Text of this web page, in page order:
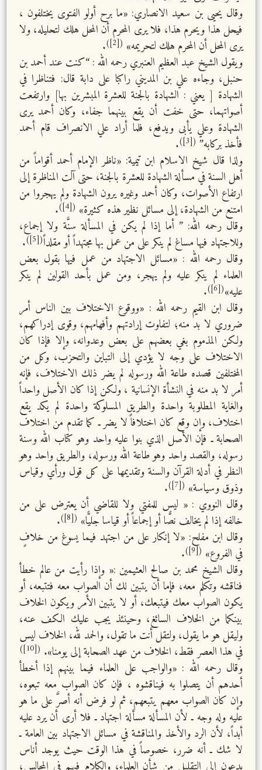
وقال يحيى بن سعيد الانصاري: «ما برح أولو الفتوى يختلفون ،
فيحل هذا ويحرم هذا، فلا يرى المحرم أن المحل هلك لتحليله، ولا
يرى المحل أن المحرم هلك لتحريمه» ([2])
.
ويقول الشيخ عبد العظيم العنبري رحمه الله : “كنت عند أحمد بن
حنبل، وجاءه علي بن المديني راكبا على دابة قال: فتناظرا في
الشهادة [ يعني : الشهادة بالجنة للعشرة المبشرين بها] وارتفعت
أصواتهما، حتى خفت أن يقع بينهما جفاء، وكان أحمد يرى
الشهادة وعلي يأبى ويدفع، فلما أراد علي الانصراف قام أحمد
فأخذ بركابه” ([3])
.
ولذا قال شيخ الاسلام ابن تيمية: «ناظر الإمام أحمد أقواماً من
أهل السنة في مسألة الشهادة للعشرة بالجنة، حتى آلت المناظرة إلى
ارتفاع الأصوات، وكان أحمد وغيره يرون الشهادة ولم يهجروا من
امتنع من الشهادة، إلى مسائل نظير هذه كثيرة» ([4])
.
وقال رحمه الله: ” أما إذا لم يكن في المسألة سنَّة ولا إجماع،
وللاجتهاد فيها مساغ لم ينكر على من عمل بها مجتهداً أو مقلداً([5])
.
وقال رحمه الله : «مسائل الاجتهاد من عمل فيها بقول بعض
العلماء لم ينكر عليه ولم يهجر، ومن عمل بأحد القولين لم ينكر
عليه»([6])
.
وقال ابن القيم رحمه الله : «ووقوع الاختلاف بين الناس أمر
ضروري لا بد منه؛ لتفاوت إرادتهم وأفهامهم، وقوى إدراكهم،
ولكن المذموم بغي بعضهم على بعض وعدوانه، وإلا فإذا كان
الاختلاف على وجه لا يؤدي إلى التباين والتحزب، وكل من
المختلفين قصده طاعة الله ورسوله لم يضر ذلك الاختلاف، فإنه
أمر لا بد منه في النشأة الإنسانية ، ولكن إذا كان الأصل واحداً
والغاية المطلوبة واحدة والطريق المسلوكة واحدة لم يكد يقع
اختلاف، وإن وقع كان اختلافاً لا يضر ـ كما تقدم من اختلاف
الصحابة ـ فإن الأصل الذي بنوا عليه واحد وهو كتاب الله وسنة
رسوله، والقصد واحد وهو طاعة الله ورسوله، والطريق واحد وهو
النظر في أدلة القرآن والسنة وتقديمها على كل قول ورأي وقياس
وذوق وسياسة» ([7])
.
وقال النووي : « ليس للمفتي ولا للقاضي أن يعترض على من
خالفه إذا لم يخالف نصًّا أو إجماعاً أو قياسا جليًّا» ([8])
.
وقال ابن مفلح: «لا إنكار على من اجتهد فيما يسوغ من خلافٍ
في الفروع» ([9])
.
وقال الشيخ محمد بن صالح العثيمين :« وإذا رأيت من عالم خطأ
فناقشه وتكلم معه، فإما أن يتبين لك أن الصواب معه فتتبعه، أو
يكون الصواب معك فيتبعك، أو لا يتبين الأمر ويكون الخلاف
بينكما من الخلاف السائغ، وحينئذ يجب عليك الكف عنه،
وليقل هو ما يقول، ولتقل أنت ما تقول، والحمد لله، الخلاف ليس
في هذا العصر فقط، الخلاف من عهد الصحابة إلى يومنا». ([10])
وقال رحمه الله : «والواجب على العلماء فيما بينهم إذا أخطأ
أحدهم أن يتصلوا به فيناقشوه ، فإن كان الصواب معه تبعوه،
وإن كان الصواب معهم يتبعهم، ثم لو فرض أنه أصرَّ على ما هو
عليه وله وجه ـ لأن المسألة مسألة اجتهاد ـ فلا أرى أن يرد عليه
أبداً، لأن الرد والأخذ والمناقشة في مسائل الاجتهاد بين العامة ـ
لا شك ـ أنه ضرر، خصوصاً في هذا الوقت حيث يوجد أناس